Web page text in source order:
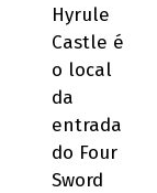
Hyrule
Castle é
o local
da
entrada
do Four
Sword